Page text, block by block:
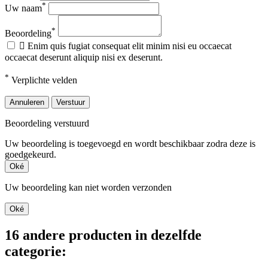
Uw naam*
Beoordeling*
 Enim quis fugiat consequat elit minim nisi eu occaecat
occaecat deserunt aliquip nisi ex deserunt.
* Verplichte velden
Annuleren Verstuur
Beoordeling verstuurd
Uw beoordeling is toegevoegd en wordt beschikbaar zodra deze is
goedgekeurd.
Oké
Uw beoordeling kan niet worden verzonden
Oké
16 andere producten in dezelfde
categorie: